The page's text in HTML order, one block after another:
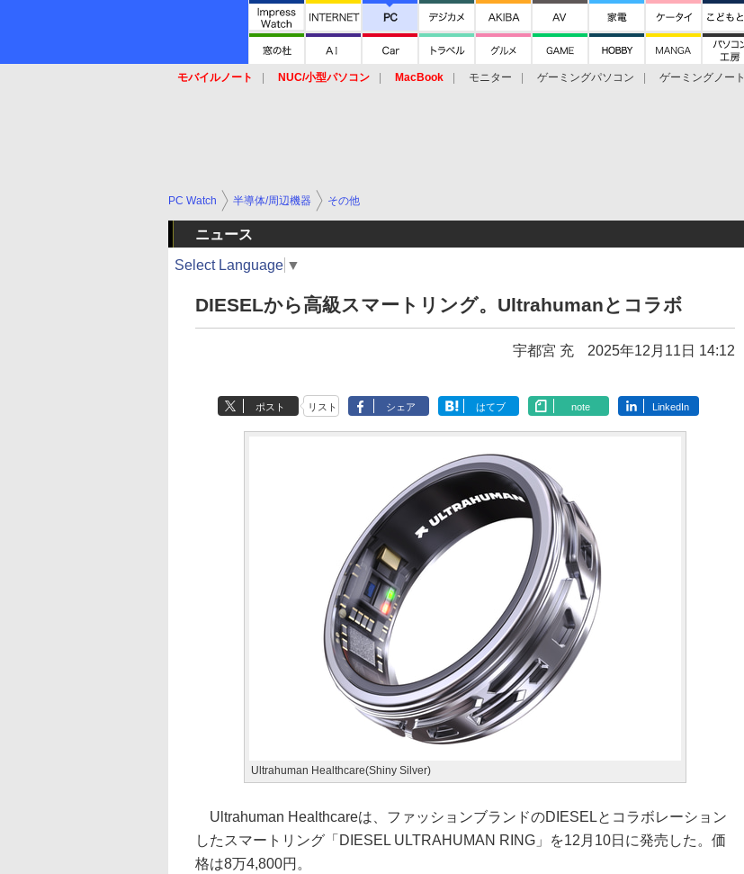
モバイルノート NUC/小型パソコン MacBook モニター ゲーミングパソコン ゲーミングノート
PC Watch 半導体/周辺機器 その他
ニュース
Select Language ▼
DIESELから高級スマートリング。Ultrahumanとコラボ
宇都宮 充 2025年12月11日 14:12
ポスト リスト シェア はてブ note LinkedIn
Ultrahuman Healthcare(Shiny Silver)
Ultrahuman Healthcareは、ファッションブランドのDIESELとコラボレーション
したスマートリング「DIESEL ULTRAHUMAN RING」を12月10日に発売した。価
格は8万4,800円。